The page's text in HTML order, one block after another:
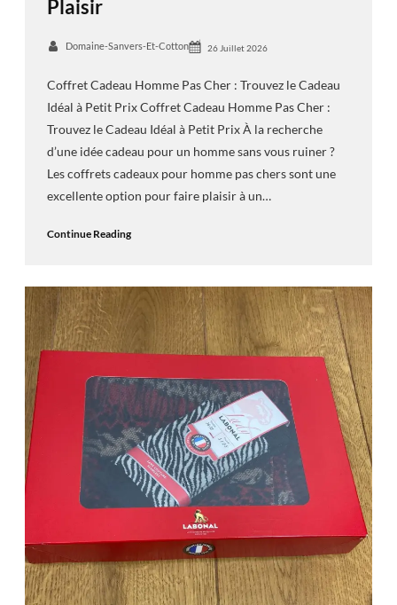
Plaisir
Domaine-Sanvers-Et-Cotton 26 Juillet 2026
Coffret Cadeau Homme Pas Cher : Trouvez le Cadeau
Idéal à Petit Prix Coffret Cadeau Homme Pas Cher :
Trouvez le Cadeau Idéal à Petit Prix À la recherche
d’une idée cadeau pour un homme sans vous ruiner ?
Les coffrets cadeaux pour homme pas chers sont une
excellente option pour faire plaisir à un…
Continue Reading